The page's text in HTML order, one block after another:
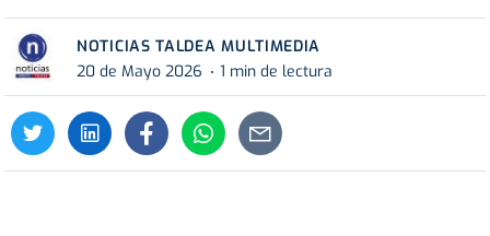
NOTICIAS TALDEA MULTIMEDIA
20 de Mayo 2026
1 min de lectura